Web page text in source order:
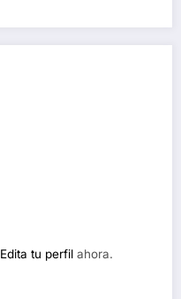
Edita tu perfil ahora.